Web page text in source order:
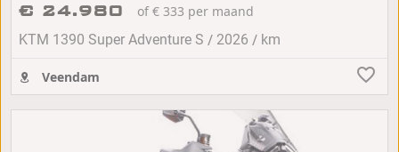
€ 24.980
of € 333 per maand
KTM 1390 Super Adventure S / 2026 / km
Veendam